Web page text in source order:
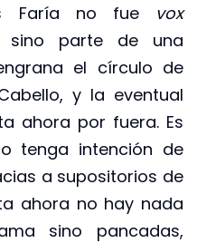
Faría no fue vox
sino parte de una
el círculo de
y la eventual
ahora por fuera. Es
tenga intención de
a supositorios de
ahora no hay nada
sino pancadas,